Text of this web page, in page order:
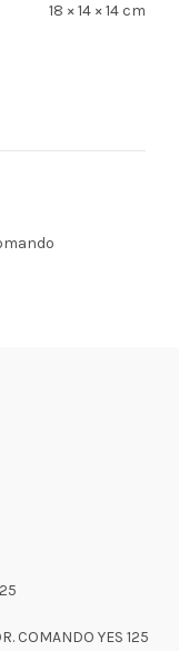
18 × 14 × 14 cm
COMANDO YES 125